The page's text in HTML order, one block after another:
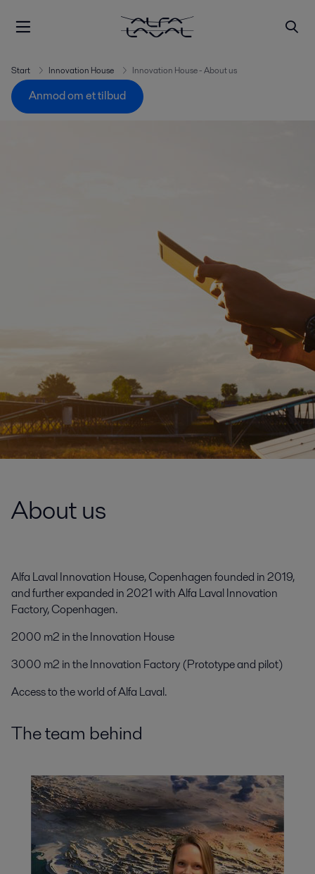
Start Innovation House Innovation House - About us
Anmod om et tilbud
About us
Alfa Laval Innovation House, Copenhagen founded in 2019,
and further expanded in 2021 with Alfa Laval Innovation
Factory, Copenhagen.
2000 m2 in the Innovation House
3000 m2 in the Innovation Factory (Prototype and pilot)
Access to the world of Alfa Laval.
The team behind